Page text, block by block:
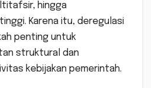
hingga
Karena itu, deregulasi
penting untuk
struktural dan
kebijakan pemerintah.